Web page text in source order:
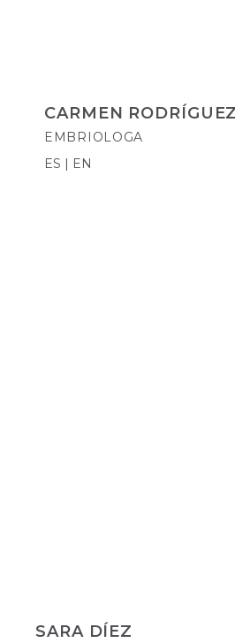
CARMEN RODRÍGUEZ
EMBRIOLOGA
ES | EN
SARA DÍEZ